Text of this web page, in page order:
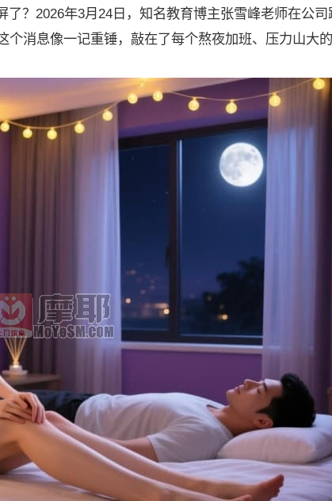
？2026年3月24日，知名教育博主张雪峰老师在公
消息像一记重锤，敲在了每个熬夜加班、压力山大的